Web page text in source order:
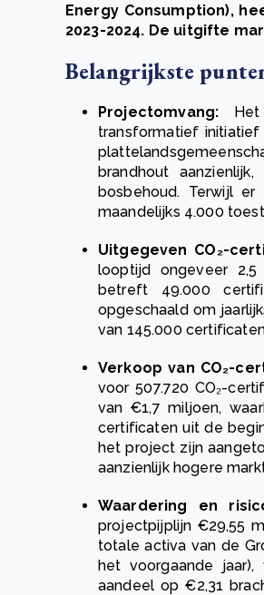
Energy Consumption),
2023-2024. De uitgifte
Belangrijkste
Projectomvang:
transformatief initiatief
brandhout
bosbehoud. Terwijl
maandelijks 4.000
Uitgegeven CO₂-
looptijd ongeveer
betreft 49.000
opgeschaald om
van 145.000
Verkoop van CO₂-
voor 507.720 CO₂-
van €1,7 miljoen,
certificaten uit de
het project zijn
aanzienlijk hogere
Waardering en
projectpijplijn €29,55
totale activa van de
het voorgaande
aandeel op €2,31